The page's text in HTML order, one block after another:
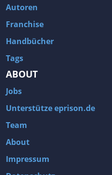
Autoren
Franchise
Handbücher
Tags
ABOUT
Jobs
Unterstütze eprison.de
Team
About
Impressum